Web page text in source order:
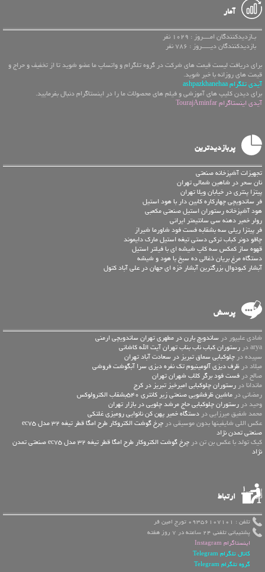
آمار
بـازدیدکنندگان امــــروز : 1029 نفر
بازدیدکنندگان دیـــــروز : 786 نفر
برای دریافت لیست قیمت های شرکت در گروه تلگرام و واتساپ ما عضو شوید تا از تخفیف و حراج و
قیمت های روزانه با خبر شوید.
آیدی تلگرام ashpazkhanehaa
برای دیدن کلیپ های آموزشی و فیلم های محصولات ما را در اینستاگرام دنبال بفرمایید.
آیدی اینستاگرام TourajAminfar
پربازدیدترین
تجهیزات آشپزخانه صنعتی
نان سحر در شاهین شمالی تهران
پیتزا پنتری در خیابان ویلا تهران
فر ساندویچی چهارکاره کابین دار با هود استیل
هود آشپزخانه رستوران استیل صنعتی مکعبی
رولر خمیر دهنه سی سانتیمتر ایرانی
فر پیتزا ریلی سه بشقابه فست فود شاورما شیراز
چاقو دونر کباب ترکی دستی تیغه استیل مارک دایموند
قهوه ساز کمکس سه کاپ شیشه ای با فیلتر استیل
دستگاه مرغ بریان ذغالی ده سیخ با هود و شیشه
آبشار کبودوال بزرگترین آبشار خزه ای جهان در علی آباد کتول
پرسش
شادی علیپور در ساندویچ بارن در مطهری تهران ساندویچی ارمنی
arya در
رستوران کباب ناب بناب تهران آیت الله کاشانی
سپیده در چلوکبابی سماق تبریز در سعادت آباد تهران
میلاد در ظرف دیزی آلومینیوم تک نفره دیزی سرا آبگوشت فروشی
صالح در فست فود برگر کلاب شهران تهران
ماندانا در رستوران چلوکبابی امیرخیز تبریز در کرج
رمضانی در ماشین ظرفشویی صنعتی زیر کانتری 540بشقاب الکترولوکس
وحید در رستوران چلوکبابی حاج مرشد چلویی در بازار تهران
محمد شفیق میرزایی در دستگاه خمیر پهن کن نانوایی رومیزی غلتکی
عكس اللي شايفينها بدون موسيقى در
چرخ گوشت الکتروکار طرح امگا قطر تیغه 32 مدل ec75
صنعتی تمدن نژاد
کیک تولد با عکس بن تن در
چرخ گوشت الکتروکار طرح امگا قطر تیغه 32 مدل ec75 صنعتی تمدن
نژاد
ارتباط
تلفن : 09356107101 تورج امین فر
پشتیبانی تلفنی 24 ساعته در 7 روز هفته
اینستاگرام Instagram
کانال تلگرام Telegram
گروه تلگرام Telegram